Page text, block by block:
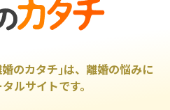
のカタチ｣は、離婚の悩みに
ルサイトです。